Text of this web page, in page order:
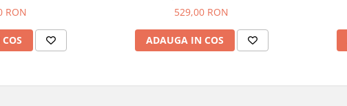
RON
529,00 RON
ADAUGA IN COS